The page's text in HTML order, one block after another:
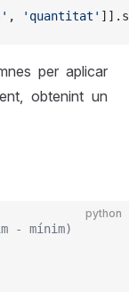
, 'quantitat'
per aplicar
obtenint un
python
- mínim)